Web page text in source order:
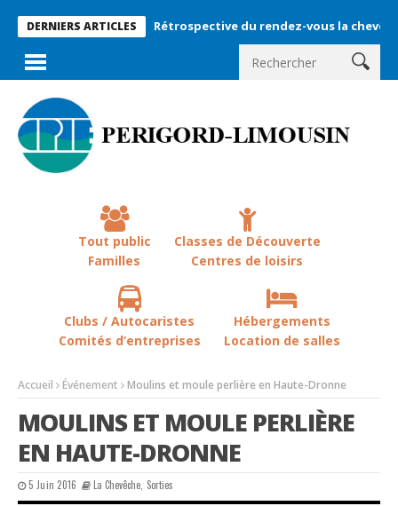
DERNIERS ARTICLESRétrospective du rendez-vous la chevêche 2026 !
Tout public
Familles
Classes de Découverte
Centres de loisirs
Clubs / Autocaristes
Comités d’entreprises
Hébergements
Location de salles
Accueil Événement Moulins et moule perlière en Haute-Dronne
MOULINS ET MOULE PERLIÈRE
EN HAUTE-DRONNE
5 Juin 2016 La Chevêche, Sorties